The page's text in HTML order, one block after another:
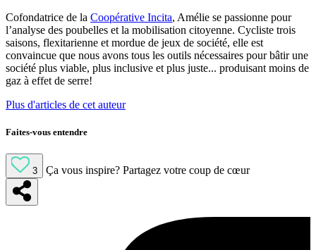
Cofondatrice de la Coopérative Incita, Amélie se passionne pour
l’analyse des poubelles et la mobilisation citoyenne. Cycliste trois
saisons, flexitarienne et mordue de jeux de société, elle est
convaincue que nous avons tous les outils nécessaires pour bâtir une
société plus viable, plus inclusive et plus juste... produisant moins de
gaz à effet de serre!
Plus d'articles de cet auteur
Faites-vous entendre
3 Ça vous inspire? Partagez votre coup de cœur